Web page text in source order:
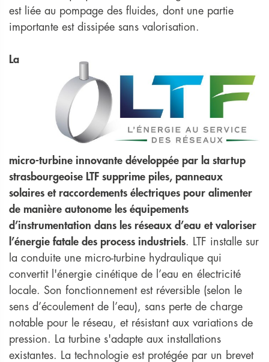
est liée au pompage des fluides, dont une partie
importante est dissipée sans valorisation.
La
micro-turbine innovante développée par la startup
strasbourgeoise LTF supprime piles, panneaux
solaires et raccordements électriques pour alimenter
de manière autonome les équipements
d’instrumentation dans les réseaux d’eau et valoriser
l’énergie fatale des process industriels. LTF installe sur
la conduite une micro-turbine hydraulique qui
convertit l'énergie cinétique de l’eau en électricité
locale. Son fonctionnement est réversible (selon le
sens d’écoulement de l’eau), sans perte de charge
notable pour le réseau, et résistant aux variations de
pression. La turbine s'adapte aux installations
existantes. La technologie est protégée par un brevet